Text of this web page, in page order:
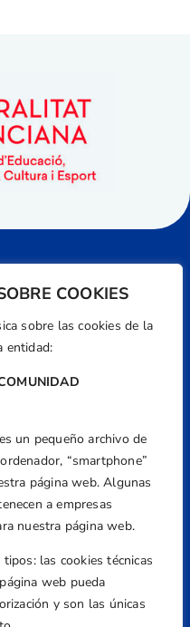
COOKIES
sobre las cookies de la
entidad:
un pequeño archivo de
“smartphone”
página web. Algunas
a empresas
nuestra página web.
las cookies técnicas
web pueda
y son las únicas
d'Isaac Peral i
2 y 3, 46980,
799